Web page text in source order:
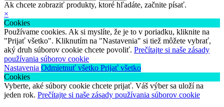
Ak chcete zobraziť produkty, ktoré hľadáte, začnite písať.
×
Cookies
Používame cookies. Ak si myslíte, že je to v poriadku, kliknite na
"Prijať všetko". Kliknutím na "Nastavenia" si tiež môžete vybrať,
aký druh súborov cookie chcete povoliť. Prečítajte si naše zásady
používania súborov cookie
Nastavenia Odmietnuť všetko Prijať všetko
Cookies
Vyberte, aké súbory cookie chcete prijať. Váš výber sa uloží na
jeden rok. Prečítajte si naše zásady používania súborov cookie